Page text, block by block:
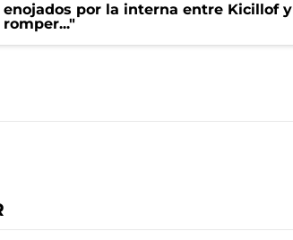
enojados por la interna entre Kicillof y